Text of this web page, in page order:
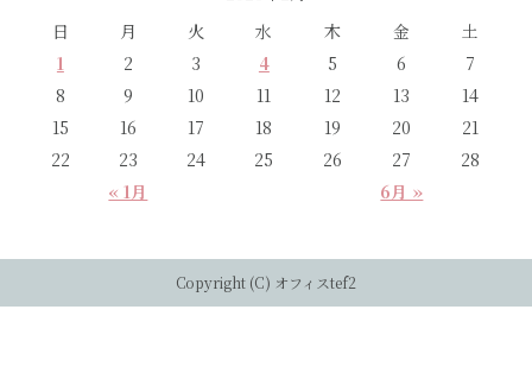
日
月 火 水 木 金 土
« 1月 6月 »
1 2 3 4 5 6
7
8
9 10 11 12 13
14
15
16 17 18 19 20
21
22
23 24 25 26 27 28
Copyright (C) オフィスtef2